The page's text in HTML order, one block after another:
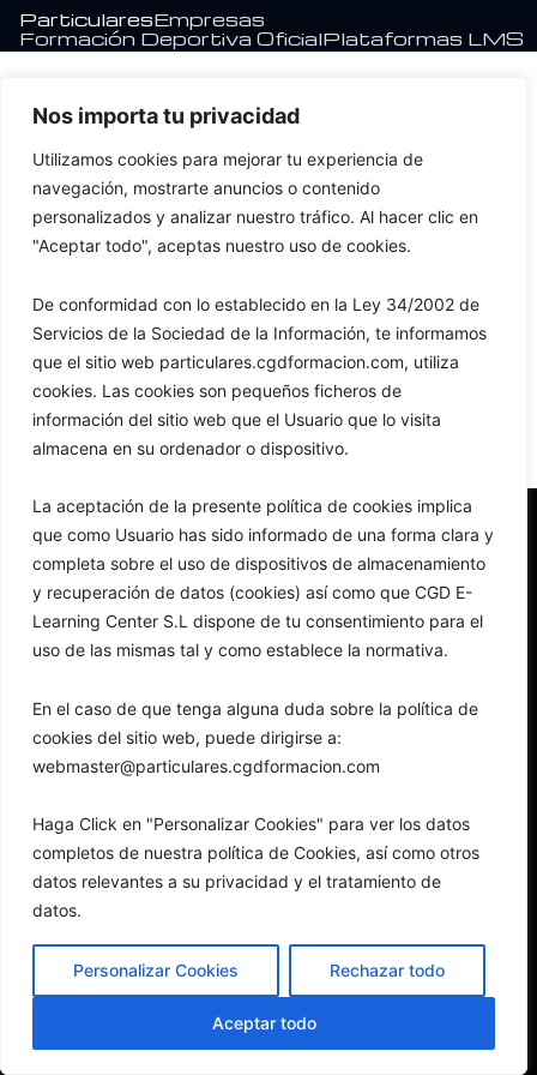
Nos importa tu privacidad
Utilizamos cookies para mejorar tu experiencia de
navegación, mostrarte anuncios o contenido
personalizados y analizar nuestro tráfico. Al hacer clic en
"Aceptar todo", aceptas nuestro uso de cookies.
De conformidad con lo establecido en la Ley 34/2002 de
Servicios de la Sociedad de la Información, te informamos
que el sitio web particulares.cgdformacion.com, utiliza
cookies. Las cookies son pequeños ficheros de
información del sitio web que el Usuario que lo visita
almacena en su ordenador o dispositivo.
La aceptación de la presente política de cookies implica
que como Usuario has sido informado de una forma clara y
completa sobre el uso de dispositivos de almacenamiento
y recuperación de datos (cookies) así como que CGD E-
Learning Center S.L dispone de tu consentimiento para el
uso de las mismas tal y como establece la normativa.
En el caso de que tenga alguna duda sobre la política de
cookies del sitio web, puede dirigirse a:
webmaster@particulares.cgdformacion.com
Haga Click en "Personalizar Cookies" para ver los datos
completos de nuestra política de Cookies, así como otros
datos relevantes a su privacidad y el tratamiento de
datos.
Personalizar Cookies Rechazar todo
Aceptar todo
ParticularesEmpresas
Formación Deportiva OficialPlataformas LMS
Edwiser – Thank you for
purchase
+34 954 66 40 58
TikTok
© CGD e-Learning center. Todos los derechos reservados.